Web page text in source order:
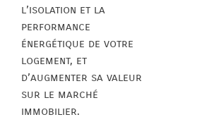
l’isolation et la
performance
énergétique de votre
logement, et
d’augmenter sa valeur
sur le marché
immobilier.